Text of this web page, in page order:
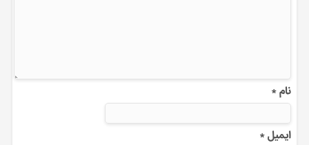
نام*
ایمیل*